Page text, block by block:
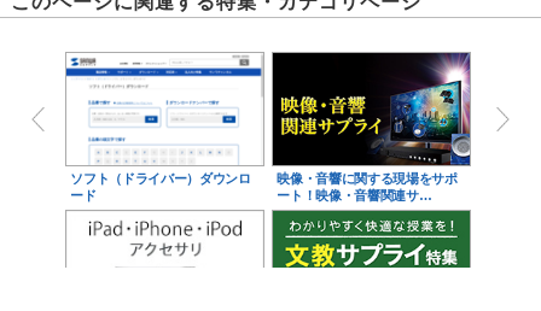
ソフト（ドライバー）ダウンロ
ード
映像・音響に関する現場をサポ
ート！映像・音響関連サ…